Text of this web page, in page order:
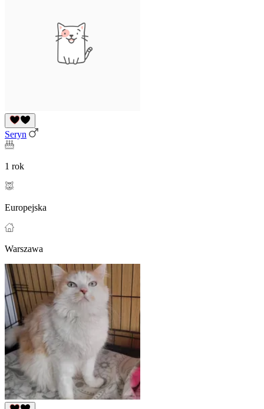
Seryn
1 rok
Europejska
Warszawa